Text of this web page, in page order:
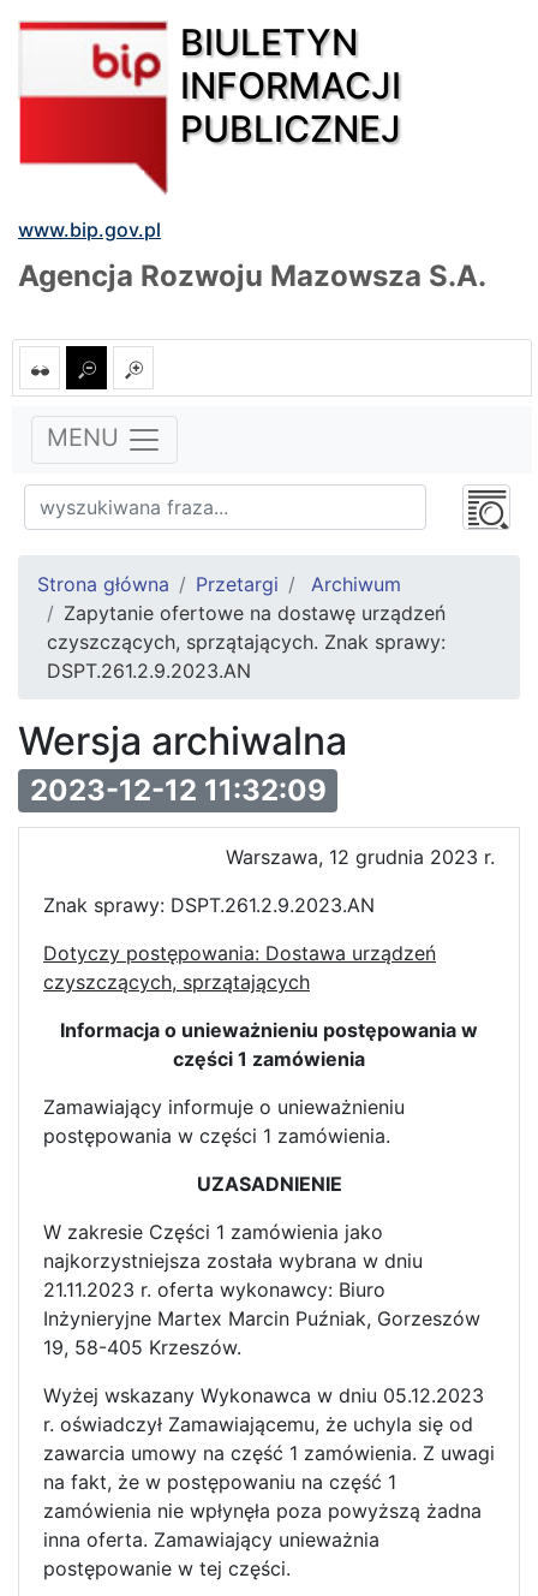
BIULETYN
INFORMACJI
PUBLICZNEJ
www.bip.gov.pl
Agencja Rozwoju Mazowsza S.A.
MENU
Strona główna Przetargi
Archiwum
Zapytanie ofertowe na dostawę urządzeń
czyszczących, sprzątających. Znak sprawy:
DSPT.261.2.9.2023.AN
Wersja archiwalna
2023-12-12 11:32:09
Warszawa, 12 grudnia 2023 r.
Znak sprawy: DSPT.261.2.9.2023.AN
Dotyczy postępowania: Dostawa urządzeń
czyszczących, sprzątających
Informacja o unieważnieniu postępowania w
części 1 zamówienia
Zamawiający informuje o unieważnieniu
postępowania w części 1 zamówienia.
UZASADNIENIE
W zakresie Części 1 zamówienia jako
najkorzystniejsza została wybrana w dniu
21.11.2023 r. oferta wykonawcy: Biuro
Inżynieryjne Martex Marcin Puźniak, Gorzeszów
19, 58-405 Krzeszów.
Wyżej wskazany Wykonawca w dniu 05.12.2023
r. oświadczył Zamawiającemu, że uchyla się od
zawarcia umowy na część 1 zamówienia. Z uwagi
na fakt, że w postępowaniu na część 1
zamówienia nie wpłynęła poza powyższą żadna
inna oferta. Zamawiający unieważnia
postępowanie w tej części.